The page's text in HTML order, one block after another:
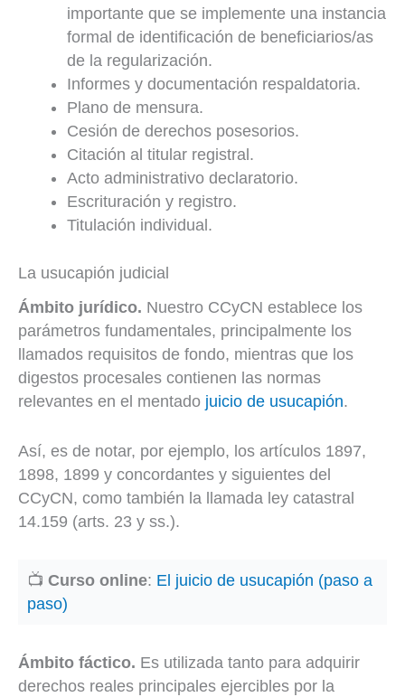
importante que se implemente una instancia
formal de identificación de beneficiarios/as
de la regularización.
Informes y documentación respaldatoria.
Plano de mensura.
Cesión de derechos posesorios.
Citación al titular registral.
Acto administrativo declaratorio.
Escrituración y registro.
Titulación individual.
La usucapión judicial
Ámbito jurídico. Nuestro CCyCN establece los
parámetros fundamentales, principalmente los
llamados requisitos de fondo, mientras que los
digestos procesales contienen las normas
relevantes en el mentado juicio de usucapión.
Así, es de notar, por ejemplo, los artículos 1897,
1898, 1899 y concordantes y siguientes del
CCyCN, como también la llamada ley catastral
14.159 (arts. 23 y ss.).
📺Curso online: El juicio de usucapión (paso a
paso)
Ámbito fáctico. Es utilizada tanto para adquirir
derechos reales principales ejercibles por la